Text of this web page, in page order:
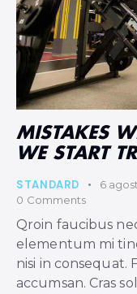
MISTAKES
WE START
STANDARD 6
0 Comments
Qroin faucibus
elementum mi
nisi in consequat.
accumsan. Cras